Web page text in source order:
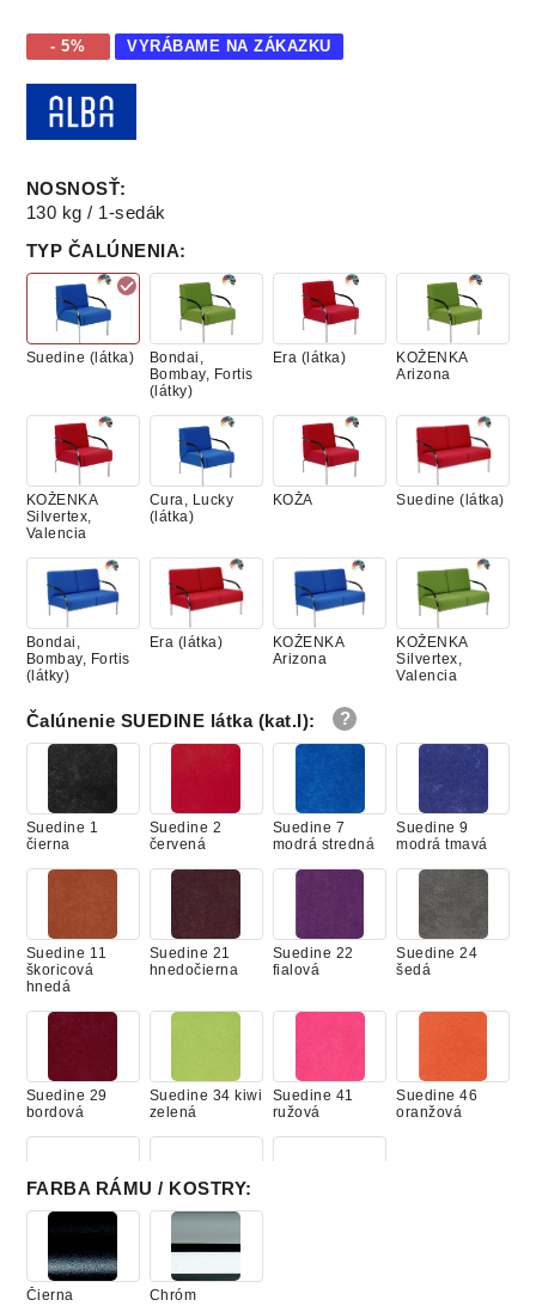
- 5% VYRÁBAME NA ZÁKAZKU
NOSNOSŤ:
130 kg / 1-sedák
TYP ČALÚNENIA:
Suedine (látka)
Bondai,
Bombay, Fortis
(látky)
Era (látka)
KOŽENKA
Arizona
KOŽENKA
Silvertex,
Valencia
Cura, Lucky
(látka)
KOŽA Suedine (látka)
Bondai,
Bombay, Fortis
(látky)
Era (látka)
KOŽENKA
Arizona
KOŽENKA
Silvertex,
Valencia
Cura, Lucky
(látka)
Suedine (látka)
Bondai,
Bombay, Fortis
(látky)
Arizona
Silvertex,
Valencia
Cura, Lucky
(látka)
Čalúnenie SUEDINE látka (kat.I):
Suedine 1
čierna
Suedine 2
červená
Suedine 7
modrá stredná
Suedine 9
modrá tmavá
Suedine 11
škoricová
hnedá
Suedine 21
hnedočierna
Suedine 22
fialová
Suedine 24
šedá
Suedine 29
bordová
Suedine 34 kiwi
zelená
Suedine 41
ružová
Suedine 46
oranžová
Suedine 59
Suedine 65
FARBA RÁMU / KOSTRY:
Čierna Chróm